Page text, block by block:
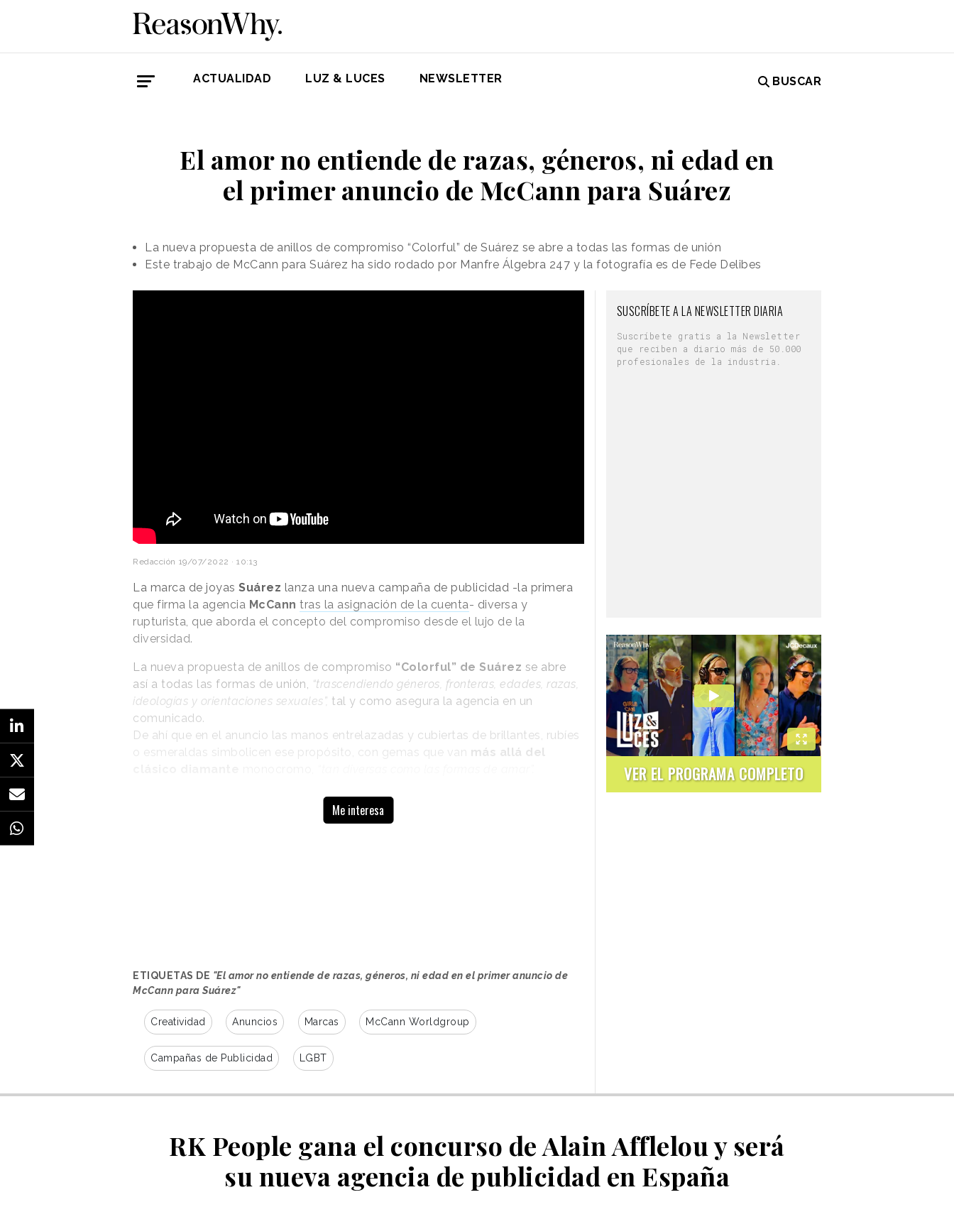
ACTUALIDAD LUZ & LUCES NEWSLETTER BUSCAR
El amor no entiende de razas, géneros, ni edad en
el primer anuncio de McCann para Suárez
La nueva propuesta de anillos de compromiso “Colorful” de Suárez se abre a todas las formas de unión
Este trabajo de McCann para Suárez ha sido rodado por Manfre Álgebra 247 y la fotografía es de Fede Delibes
Redacción 19/07/2022 · 10:13
La marca de joyas Suárez lanza una nueva campaña de publicidad -la primera
que firma la agencia McCann tras la asignación de la cuenta- diversa y
rupturista, que aborda el concepto del compromiso desde el lujo de la
diversidad.
La nueva propuesta de anillos de compromiso “Colorful” de Suárez se abre
así a todas las formas de unión, “trascendiendo géneros, fronteras, edades, razas,
ideologías y orientaciones sexuales”, tal y como asegura la agencia en un
comunicado.
De ahí que en el anuncio las manos entrelazadas y cubiertas de brillantes, rubíes
o esmeraldas simbolicen ese propósito, con gemas que van más allá del
Este trabajo de McCann para Suárez ha sido rodado por Manfre Álgebra 247 y la
propósito y
provocación”
inevitable. Estamos enormemente
Por su parte, Virginia Mosquera, Directora
no solo con diamantes, sino con rubíes o zafiros, no puede abrir la idea de
fluidas, es lógico que nos unamos con otros de nuevas maneras”.
La nueva campaña tendrá presencia encanales sociales y medios digitales.
Me interesa
ETIQUETAS DE "El amor no entiende de razas, géneros, ni edad en el primer anuncio de
McCann para Suárez"
Creatividad Anuncios Marcas McCann Worldgroup
Campañas de Publicidad LGBT
SUSCRÍBETE A LA NEWSLETTER DIARIA
Suscríbete gratis a la Newsletter
que reciben a diario más de 50.000
profesionales de la industria.
VER EL PROGRAMA COMPLETO
RK People gana el concurso de Alain Afflelou y será
su nueva agencia de publicidad en España